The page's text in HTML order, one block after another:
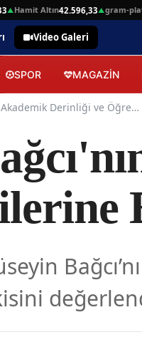
Altın42.596,33▲gram-platin
Video Galeri
SPOR MAGAZİN
Hüseyin Bağcı'nın Akademik Derinliği ve Öğrencilerine Etkisi